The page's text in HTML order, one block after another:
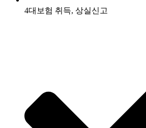
4대보험 취득, 상실신고